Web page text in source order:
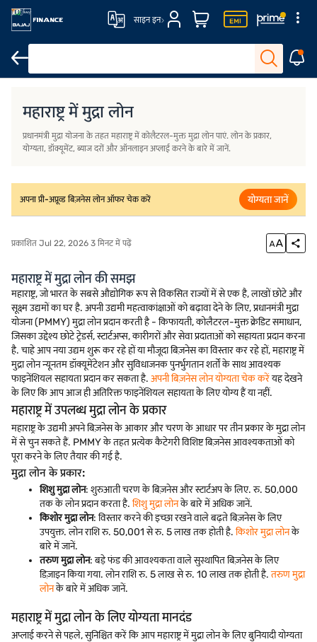
साइन इन
महाराष्ट्र में मुद्रा लोन
प्रधानमंत्री मुद्रा योजना के तहत महाराष्ट्र में कोलैटरल-मुक्त मुद्रा लोन पाएं. लोन के प्रकार,
योग्यता, डॉक्यूमेंट, ब्याज दरों और ऑनलाइन अप्लाई करने के बारे में जानें.
अपना प्री-अप्रूव्ड बिज़नेस लोन ऑफर चेक करें योग्यता जानें
प्रकाशित Jul 22, 2026 3 मिनट में पढ़ें
महाराष्ट्र में मुद्रा लोन की समझ
महाराष्ट्र, जो भारत के सबसे औद्योगिक रूप से विकसित राज्यों में से एक है, लाखों छोटे और
सूक्ष्म उद्यमों का घर है. अपनी उद्यमी महत्वाकांक्षाओं को बढ़ावा देने के लिए, प्रधानमंत्री मुद्रा
योजना (PMMY) मुद्रा लोन प्रदान करती है - किफायती, कोलैटरल-मुक्त क्रेडिट समाधान,
जिसका उद्देश्य छोटे ट्रेडर्स, स्टार्टअप्स, कारीगरों और सेवा प्रदाताओं को सहायता प्रदान करना
है. चाहे आप नया उद्यम शुरू कर रहे हों या मौजूदा बिज़नेस का विस्तार कर रहे हों, महाराष्ट्र में
मुद्रा लोन न्यूनतम डॉक्यूमेंटेशन और सुविधाजनक पुनर्भुगतान शर्तों के साथ आवश्यक
फाइनेंशियल सहायता प्रदान कर सकता है. अपनी बिज़नेस लोन योग्यता चेक करेंयह देखने
के लिए कि आप आज ही अतिरिक्त फाइनेंशियल सहायता के लिए योग्य हैं या नहीं.
महाराष्ट्र में उपलब्ध मुद्रा लोन के प्रकार
महाराष्ट्र के उद्यमी अपने बिज़नेस के आकार और चरण के आधार पर तीन प्रकार के मुद्रा लोन
में से चुन सकते हैं. PMMY के तहत प्रत्येक कैटेगरी विशिष्ट बिज़नेस आवश्यकताओं को
पूरा करने के लिए तैयार की गई है.
मुद्रा लोन के प्रकार:
शिशु मुद्रा लोन: शुरुआती चरण के बिज़नेस और स्टार्टअप के लिए. रु. 50,000
तक के लोन प्रदान करता है.शिशु मुद्रा लोनके बारे में अधिक जानें.
किशोर मुद्रा लोन: विस्तार करने की इच्छा रखने वाले बढ़ते बिज़नेस के लिए
उपयुक्त. लोन राशि रु. 50,001 से रु. 5 लाख तक होती है.किशोर मुद्रा लोनके
बारे में जानें.
तरुण मुद्रा लोन: बड़े फंड की आवश्यकता वाले सुस्थापित बिज़नेस के लिए
डिज़ाइन किया गया. लोन राशि रु. 5 लाख से रु. 10 लाख तक होती है.तरुण मुद्रा
लोनके बारे में अधिक जानें.
महाराष्ट्र में मुद्रा लोन के लिए योग्यता मानदंड
अप्लाई करने से पहले, सुनिश्चित करें कि आप महाराष्ट्र में मुद्रा लोन के लिए बुनियादी योग्यता